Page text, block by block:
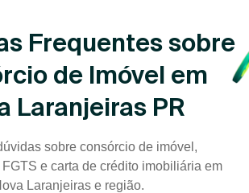
Frequentes sobre
de Imóvel em
Laranjeiras PR
sobre consórcio de imóvel,
e carta de crédito imobiliária em
Laranjeiras e região.